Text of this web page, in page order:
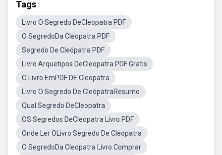
Tags
Livro O Segredo DeCleopatra PDF
O SegredoDa Cleopatra PDF
Segredo De Cleópatra PDF
Livro Arquetipos DeCleopatra PDF Gratis
O Livro EmPDF DE Cleopatra
Livro O Segredo De CleópatraResumo
Qual Segredo DeCleopatra
OS Segredos DeCleopatra Livro PDF
Onde Ler OLivro Segredo De Cleopatra
O SegredoDa Cleopatra Livro Comprar